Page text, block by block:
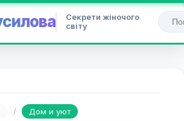
Секрети жіночого
світу
/ Дом и уют